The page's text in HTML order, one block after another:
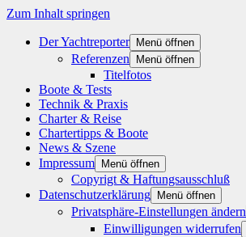
Zum Inhalt springen
Der Yachtreporter Menü öffnen
Referenzen Menü öffnen
Titelfotos
Boote & Tests
Technik & Praxis
Charter & Reise
Chartertipps & Boote
News & Szene
Impressum
Menü öffnen
Copyrigt & Haftungsausschluß
Datenschutzerklärung
Menü öffnen
Privatsphäre-Einstellungen ändern
Einwilligungen widerrufen